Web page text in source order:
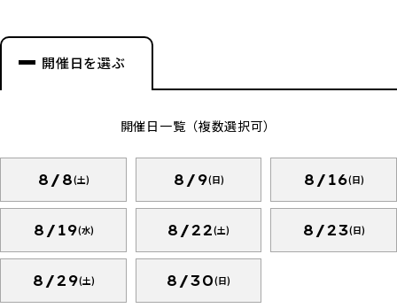
開催日を選ぶ
開催日一覧（複数選択可）
8/8(土) 8/9(日) 8/16(日)
8/19(水) 8/22(土) 8/23(日)
8/29(土) 8/30(日)